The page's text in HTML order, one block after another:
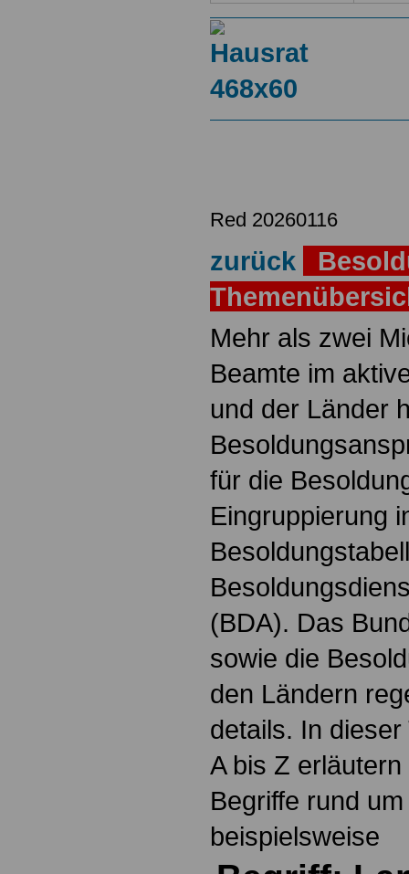
Red 20260116
zurück
Mehr als zwei
Beamte im
und der Länder
für die
Eingruppierung
(BDA). Das
sowie die
den Ländern
details. In
A bis Z
Begriffe rund
beispielsweise